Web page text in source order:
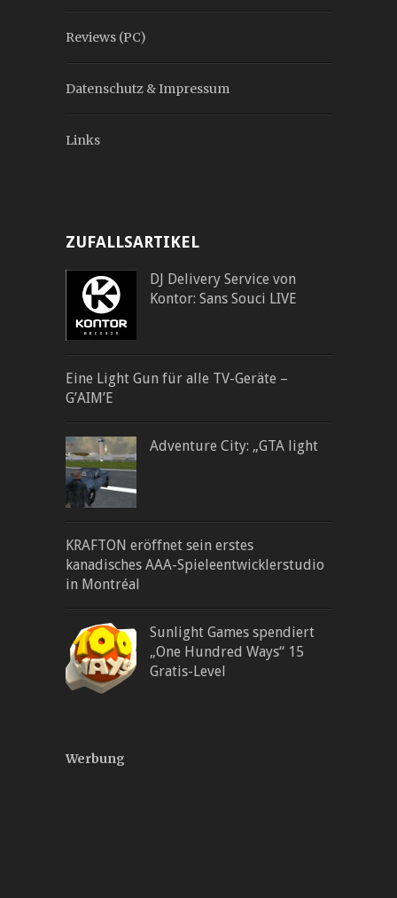
Reviews (PC)
Datenschutz & Impressum
Links
ZUFALLSARTIKEL
DJ Delivery Service von
Kontor: Sans Souci LIVE
Eine Light Gun für alle TV-Geräte –
G’AIM’E
Adventure City: „GTA light
KRAFTON eröffnet sein erstes
kanadisches AAA-Spieleentwicklerstudio
in Montréal
Sunlight Games spendiert
„One Hundred Ways“ 15
Gratis-Level
Werbung